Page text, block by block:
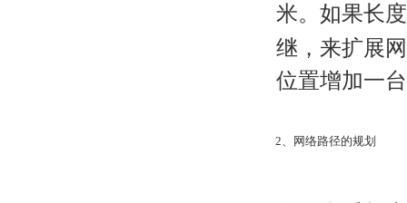
米。如果长
继，来扩展
位置增加一
2、网络路径的规划